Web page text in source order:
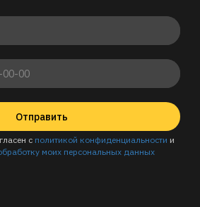
Отправить
с политикой конфиденциальности и
моих персональных данных